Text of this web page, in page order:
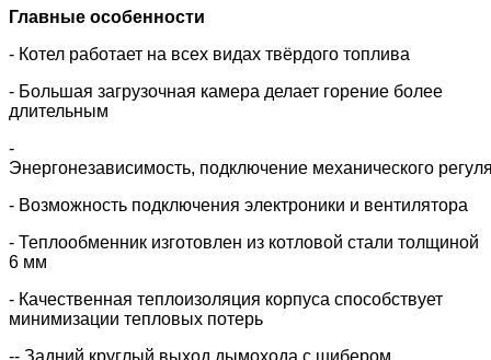
Главные особенности
- Котел работает на всех видах твёрдого топлива
- Большая загрузочная камера делает горение более
длительным
-
Энергонезависимость, подключение механического
- Возможность подключения электроники и вентилятора
- Теплообменник изготовлен из котловой стали толщиной
6 мм
- Качественная теплоизоляция корпуса способствует
минимизации тепловых потерь
-- Задний круглый выход дымохода с шибером